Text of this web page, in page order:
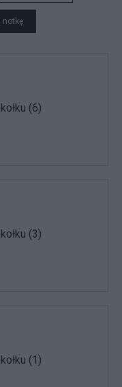
notkę
(6)
(3)
(1)